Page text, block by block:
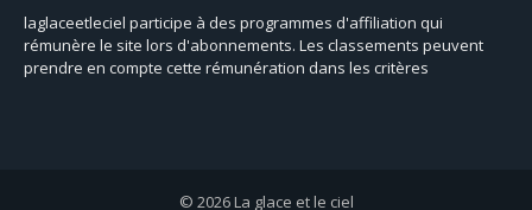
laglaceetleciel participe à des programmes d'affiliation qui
rémunère le site lors d'abonnements. Les classements peuvent
prendre en compte cette rémunération dans les critères
© 2026 La glace et le ciel